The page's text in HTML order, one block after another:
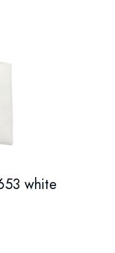
1 beige